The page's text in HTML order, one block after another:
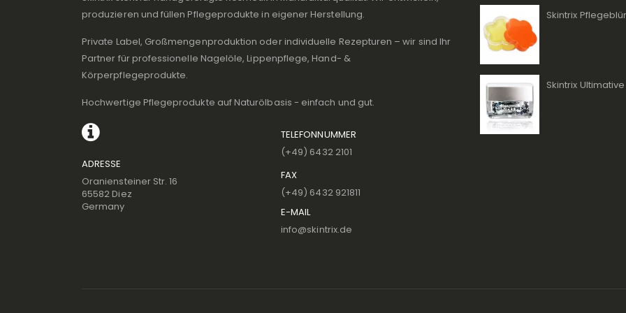
produzieren und füllen Pflegeprodukte in eigener Herstellung.
Private Label, Großmengenproduktion oder individuelle Rezepturen – wir sind Ihr
Partner für professionelle Nagelöle, Lippenpflege, Hand- &
Körperpflegeprodukte.
Hochwertige Pflegeprodukte auf Naturölbasis - einfach und gut.
ADRESSE
Oraniensteiner Str. 16
65582 Diez
Germany
TELEFONNUMMER
(+49) 6432 2101
FAX
(+49) 6432 921811
E-MAIL
info@skintrix.de
Skintrix